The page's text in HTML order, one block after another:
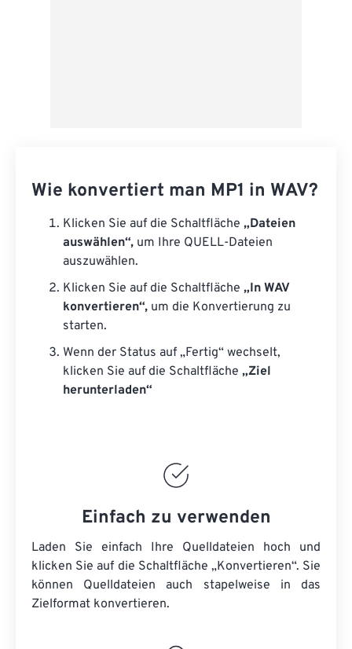
Wie konvertiert man MP1 in WAV?
Klicken Sie auf die Schaltfläche „Dateien
auswählen“, um Ihre QUELL-Dateien
auszuwählen.
Klicken Sie auf die Schaltfläche „In WAV
konvertieren“, um die Konvertierung zu
starten.
Wenn der Status auf „Fertig“ wechselt,
klicken Sie auf die Schaltfläche „Ziel
herunterladen“
Einfach zu verwenden
Laden Sie einfach Ihre Quelldateien hoch und
klicken Sie auf die Schaltfläche „Konvertieren“. Sie
können Quelldateien auch stapelweise in das
Zielformat konvertieren.